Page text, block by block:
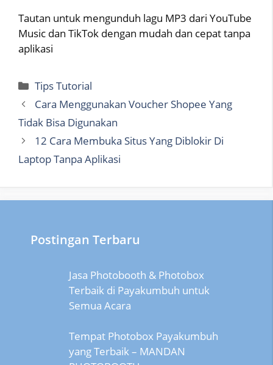
Tautan untuk mengunduh lagu MP3 dari YouTube
Music dan TikTok dengan mudah dan cepat tanpa
aplikasi
Categories
Tips Tutorial
Cara Menggunakan Voucher Shopee Yang
Tidak Bisa Digunakan
12 Cara Membuka Situs Yang Diblokir Di
Laptop Tanpa Aplikasi
Postingan Terbaru
Jasa Photobooth & Photobox
Terbaik di Payakumbuh untuk
Semua Acara
Tempat Photobox Payakumbuh
yang Terbaik – MANDAN